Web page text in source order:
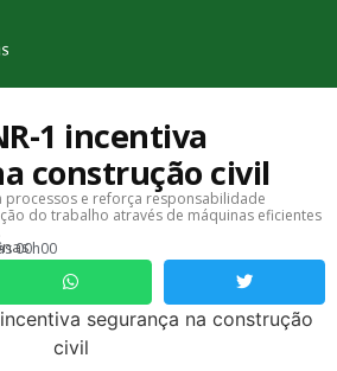
1 incentiva
construção civil
processos e reforça responsabilidade
do trabalho através de máquinas eficientes
00h00